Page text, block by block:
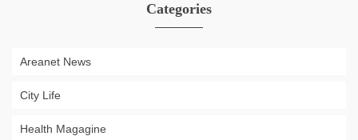
Categories
Areanet News
City Life
Health Magagine